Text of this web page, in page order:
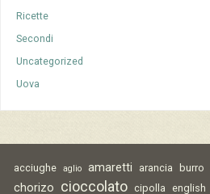
Ricette
Secondi
Uncategorized
Uova
acciughe aglio amaretti arancia burro
chorizo
cioccolato cipolla english